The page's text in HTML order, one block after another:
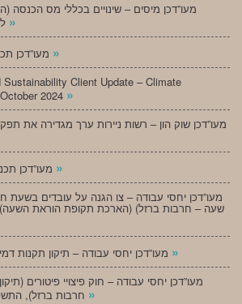
מעו”דכן מיסים – שינויים בכללי מס
»
»
Sustainability Client Update – Climate
2024 »
מעו”דכן שוק הון – רשות ניירות ערך מגדירה את
»
»
»